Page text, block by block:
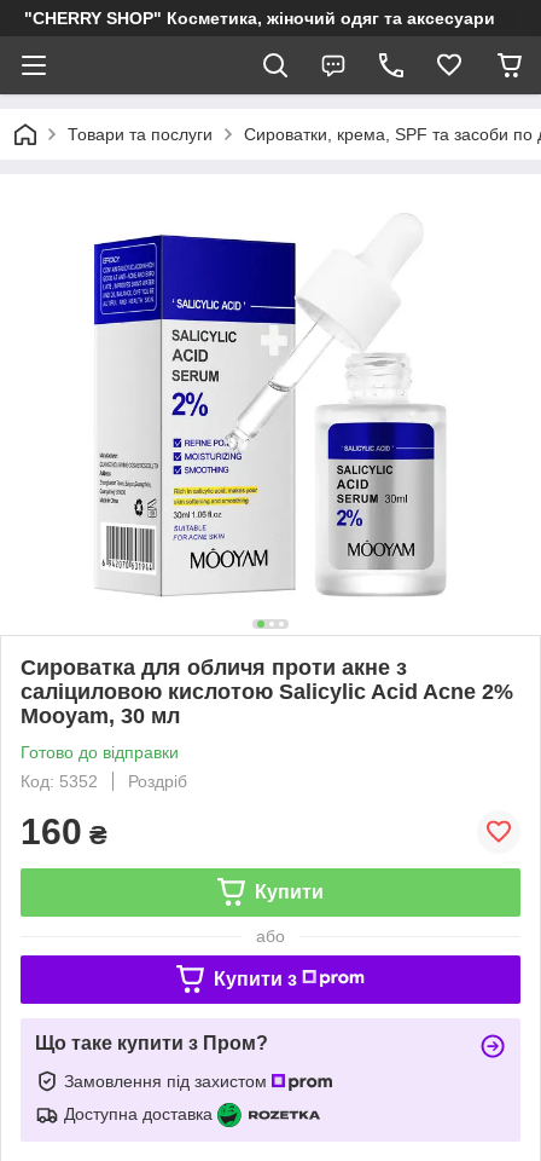
"CHERRY SHOP" Косметика, жіночий одяг та аксесуари
Товари та послуги Сироватки, крема, SPF та засоби по
Сироватка для обличя проти акне з
саліциловою кислотою Salicylic Acid Acne 2%
Mooyam, 30 мл
Готово до відправки
Код: 5352
Роздріб
160 ₴
Купити
або
Купити з
Що таке купити з Пром?
Замовлення під захистом
Доступна доставка